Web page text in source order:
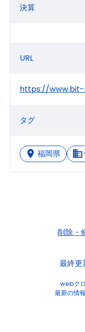
決算
URL
https://www.bit-
タグ
福岡県
削除・
最終更
webク
最新の情